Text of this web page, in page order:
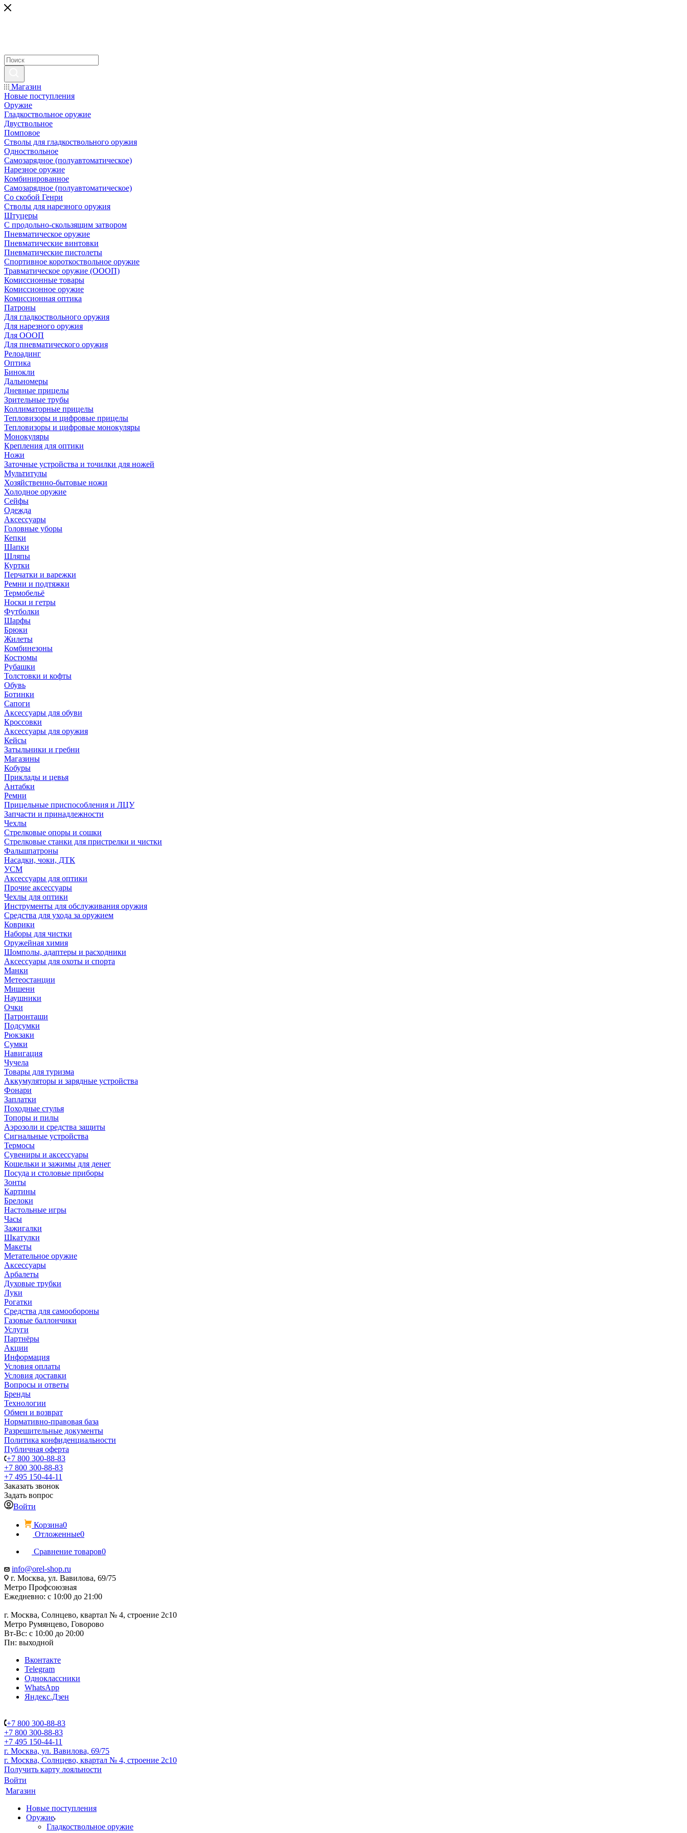
Магазин
Новые поступления
Оружие
Гладкоствольное оружие
Двуствольное
Помповое
Стволы для гладкоствольного оружия
Одноствольное
Самозарядное (полуавтоматическое)
Нарезное оружие
Комбинированное
Самозарядное (полуавтоматическое)
Со скобой Генри
Стволы для нарезного оружия
Штуцеры
С продольно-скользящим затвором
Пневматическое оружие
Пневматические винтовки
Пневматические пистолеты
Спортивное короткоствольное оружие
Травматическое оружие (ОООП)
Комиссионные товары
Комиссионное оружие
Комиссионная оптика
Патроны
Для гладкоствольного оружия
Для нарезного оружия
Для ОООП
Для пневматического оружия
Релоадинг
Оптика
Бинокли
Дальномеры
Дневные прицелы
Зрительные трубы
Коллиматорные прицелы
Тепловизоры и цифровые прицелы
Тепловизоры и цифровые монокуляры
Монокуляры
Крепления для оптики
Ножи
Заточные устройства и точилки для ножей
Мультитулы
Хозяйственно-бытовые ножи
Холодное оружие
Сейфы
Одежда
Аксессуары
Головные уборы
Кепки
Шапки
Шляпы
Куртки
Перчатки и варежки
Ремни и подтяжки
Термобельё
Носки и гетры
Футболки
Шарфы
Брюки
Жилеты
Комбинезоны
Костюмы
Рубашки
Толстовки и кофты
Обувь
Ботинки
Сапоги
Аксессуары для обуви
Кроссовки
Аксессуары для оружия
Кейсы
Затыльники и гребни
Магазины
Кобуры
Приклады и цевья
Антабки
Ремни
Прицельные приспособления и ЛЦУ
Запчасти и принадлежности
Чехлы
Стрелковые опоры и сошки
Стрелковые станки для пристрелки и чистки
Фальшпатроны
Насадки, чоки, ДТК
УСМ
Аксессуары для оптики
Прочие аксессуары
Чехлы для оптики
Инструменты для обслуживания оружия
Средства для ухода за оружием
Коврики
Наборы для чистки
Оружейная химия
Шомполы, адаптеры и расходники
Аксессуары для охоты и спорта
Манки
Метеостанции
Мишени
Наушники
Очки
Патронташи
Подсумки
Рюкзаки
Сумки
Навигация
Чучела
Товары для туризма
Аккумуляторы и зарядные устройства
Фонари
Заплатки
Походные стулья
Топоры и пилы
Аэрозоли и средства защиты
Сигнальные устройства
Термосы
Сувениры и аксессуары
Кошельки и зажимы для денег
Посуда и столовые приборы
Зонты
Картины
Брелоки
Настольные игры
Часы
Зажигалки
Шкатулки
Макеты
Метательное оружие
Аксессуары
Арбалеты
Духовые трубки
Луки
Рогатки
Средства для самообороны
Газовые баллончики
Услуги
Партнёры
Акции
Информация
Условия оплаты
Условия доставки
Вопросы и ответы
Бренды
Технологии
Обмен и возврат
Нормативно-правовая база
Разрешительные документы
Политика конфиденциальности
Публичная оферта
+7 800 300-88-83
+7 800 300-88-83
+7 495 150-44-11
Заказать звонок
Задать вопрос
Войти
Корзина0
Отложенные0
Сравнение товаров0
info@orel-shop.ru
г. Москва, ул. Вавилова, 69/75
Метро Профсоюзная
Ежедневно: с 10:00 до 21:00
г. Москва, Солнцево, квартал № 4, строение 2с10
Метро Румянцево, Говорово
Вт-Вс: с 10:00 до 20:00
Пн: выходной
Вконтакте
Telegram
Одноклассники
WhatsApp
Яндекс.Дзен
+7 800 300-88-83
+7 800 300-88-83
+7 495 150-44-11
г. Москва, ул. Вавилова, 69/75
г. Москва, Солнцево, квартал № 4, строение 2с10
Получить карту лояльности
Войти
Магазин
Новые поступления
Оружие
Гладкоствольное оружие